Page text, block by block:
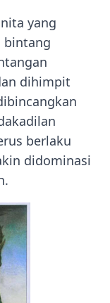
yang
bintang
dihimpit
berlaku
didominasi